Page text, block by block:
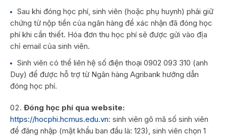
Sau khi đóng học phí, sinh viên (hoặc phụ huynh) phải giữ
chứng từ nộp tiền của ngân hàng để xác nhận đã đóng học
phí khi cần thiết. Hóa đơn thu học phí sẽ được gửi vào địa
chỉ email của sinh viên.
Sinh viên có thể liên hệ số điện thoại 0902 093 310 (anh
Duy) để được hỗ trợ từ Ngân hàng Agribank hướng dẫn
đóng học phí.
Đóng học phí qua website:
https://hocphi.hcmus.edu.vn: sinh viên gõ mã số sinh viên
để đăng nhập (mật khẩu ban đầu là: 123), sinh viên chọn 1